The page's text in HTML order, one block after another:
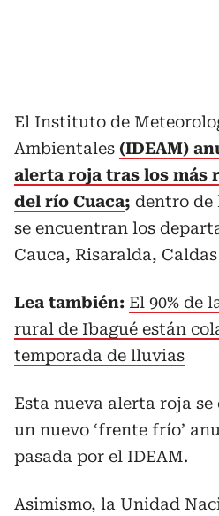
El Instituto de
Ambientales (IDEAM)
alerta roja tras los más
del río Cuaca; dentro de
se encuentran los
Cauca, Risaralda,
Lea también: El 90% de
rural de Ibagué están
temporada de lluvias
Esta nueva alerta roja se
un nuevo ‘frente frío’
pasada por el IDEAM.
Asimismo, la Unidad